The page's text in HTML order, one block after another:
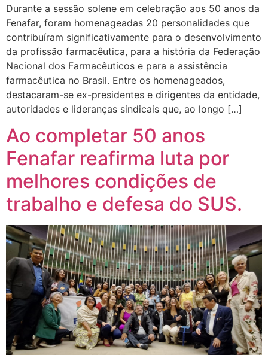
Durante a sessão solene em celebração aos 50 anos da
Fenafar, foram homenageadas 20 personalidades que
contribuíram significativamente para o desenvolvimento
da profissão farmacêutica, para a história da Federação
Nacional dos Farmacêuticos e para a assistência
farmacêutica no Brasil. Entre os homenageados,
destacaram-se ex-presidentes e dirigentes da entidade,
autoridades e lideranças sindicais que, ao longo […]
Ao completar 50 anos
Fenafar reafirma luta por
melhores condições de
trabalho e defesa do SUS.